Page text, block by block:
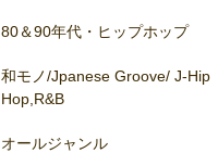
80＆90年代・ヒップホップ
和モノ/Jpanese Groove/ J-Hip
Hop,R&B
オールジャンル